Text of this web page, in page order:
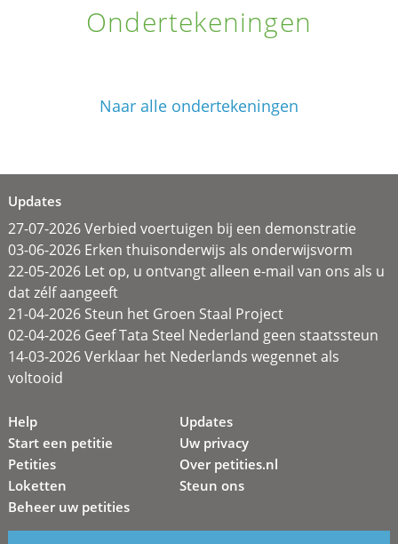
Ondertekeningen
Naar alle ondertekeningen
Updates
27-07-2026 Verbied voertuigen bij een demonstratie
03-06-2026 Erken thuisonderwijs als onderwijsvorm
22-05-2026 Let op, u ontvangt alleen e-mail van ons als u
dat zélf aangeeft
21-04-2026 Steun het Groen Staal Project
02-04-2026 Geef Tata Steel Nederland geen staatssteun
14-03-2026 Verklaar het Nederlands wegennet als
voltooid
Help
Start een petitie
Petities
Loketten
Beheer uw petities
Updates
Uw privacy
Over petities.nl
Steun ons